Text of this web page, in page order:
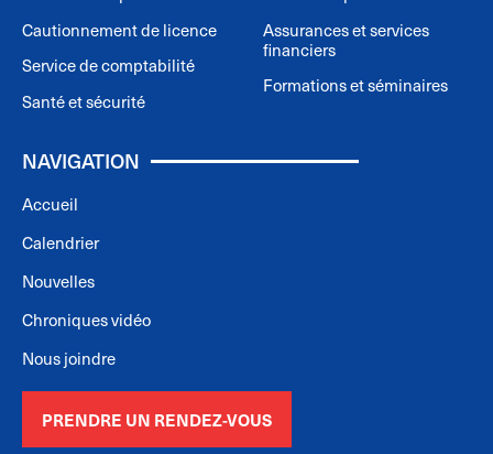
Cautionnement de licence
Service de comptabilité
Santé et sécurité
Assurances et services
financiers
Formations et séminaires
NAVIGATION
Accueil
Calendrier
Nouvelles
Chroniques vidéo
Nous joindre
PRENDRE UN RENDEZ-VOUS